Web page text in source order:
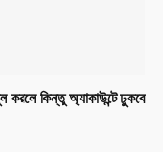
করলে কিন্তু অ্যাকাউন্টে ঢুকবে